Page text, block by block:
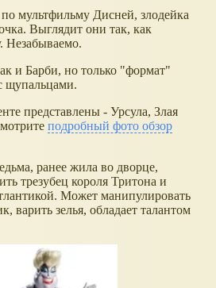
мультфильму Дисней, злодейка
Выглядит они так, как
Незабываемо.
и Барби, но только "формат"
щупальцами.
представлены - Урсула, Злая
подробный фото обзор
ранее жила во дворце,
трезубец короля Тритона и
Может манипулировать
варить зелья, обладает талантом